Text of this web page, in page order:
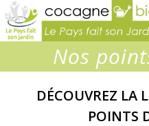
Nos
DÉCOUVREZ LA
POINTS